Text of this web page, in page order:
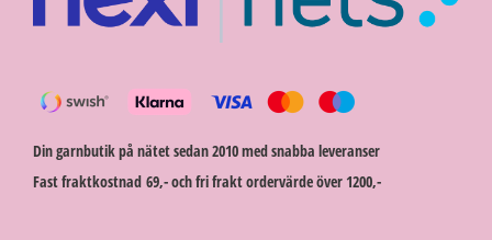
Din garnbutik på nätet sedan 2010 med snabba leveranser
Fast fraktkostnad 69,- och fri frakt ordervärde över 1200,-